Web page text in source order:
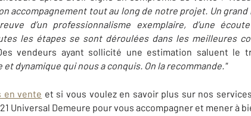
accompagnement tout au long de notre projet. Un
d’un professionnalisme exemplaire, d’une
les étapes se sont déroulées dans les meilleures
vendeurs ayant sollicité une estimation saluent le
dynamique qui nous a conquis. On la recommande."
en vente et si vous voulez en savoir plus sur nos
Universal Demeure pour vous accompagner et mener à